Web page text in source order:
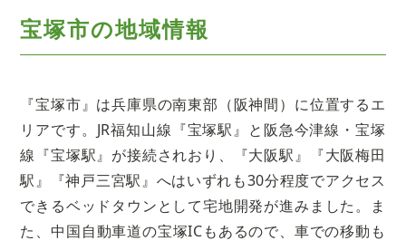
宝塚市の地域情報
『宝塚市』は兵庫県の南東部（阪神間）に位置するエ
リアです。JR福知山線『宝塚駅』と阪急今津線・宝塚
線『宝塚駅』が接続されおり、『大阪駅』『大阪梅田
駅』『神戸三宮駅』へはいずれも30分程度でアクセス
できるベッドタウンとして宅地開発が進みました。ま
た、中国自動車道の宝塚ICもあるので、車での移動も